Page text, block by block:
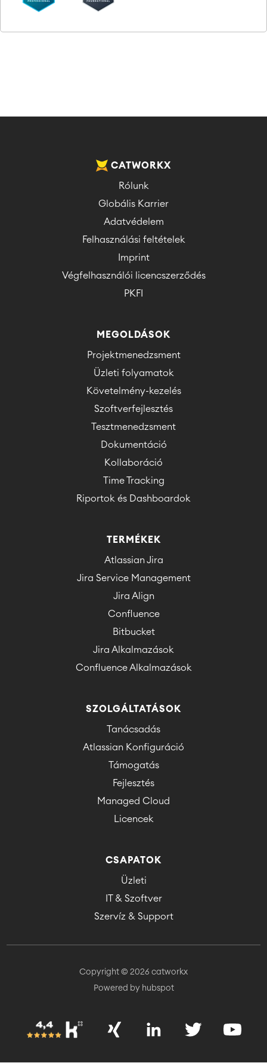
CATWORKX
Rólunk
Globális Karrier
Adatvédelem
Felhasználási feltételek
Imprint
Végfelhasználói licencszerződés
PKFI
MEGOLDÁSOK
Projektmenedzsment
Üzleti folyamatok
Követelmény-kezelés
Szoftverfejlesztés
Tesztmenedzsment
Dokumentáció
Kollaboráció
Time Tracking
Riportok és Dashboardok
TERMÉKEK
Atlassian Jira
Jira Service Management
Jira Align
Confluence
Bitbucket
Jira Alkalmazások
Confluence Alkalmazások
SZOLGÁLTATÁSOK
Tanácsadás
Atlassian Konfiguráció
Támogatás
Fejlesztés
Managed Cloud
Licencek
CSAPATOK
Üzleti
IT & Szoftver
Szervíz & Support
Copyright © 2026 catworkx
Powered by hubspot